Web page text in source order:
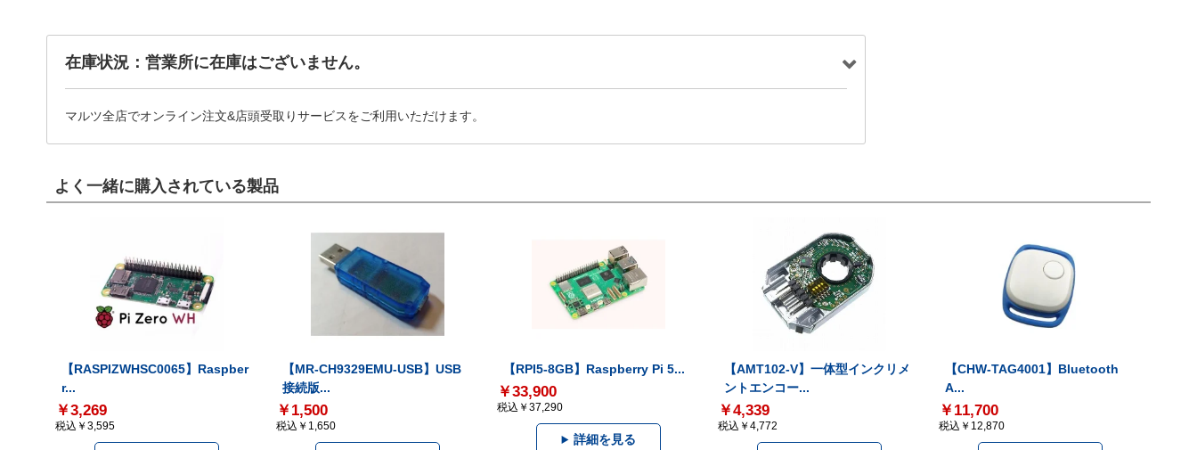
在庫状況：営業所に在庫はございません。
マルツ全店でオンライン注文&店頭受取りサービスをご利用いただけます。
よく一緒に購入されている製品
【RASPIZWHSC0065】Raspber
r...
￥3,269
税込￥3,595
【MR-CH9329EMU-USB】USB
接続版...
￥1,500
税込￥1,650
【RPI5-8GB】Raspberry Pi 5...
￥33,900
税込￥37,290
詳細を見る
【AMT102-V】一体型インクリメ
ントエンコー...
￥4,339
税込￥4,772
【CHW-TAG4001】Bluetooth
A...
￥11,700
税込￥12,870